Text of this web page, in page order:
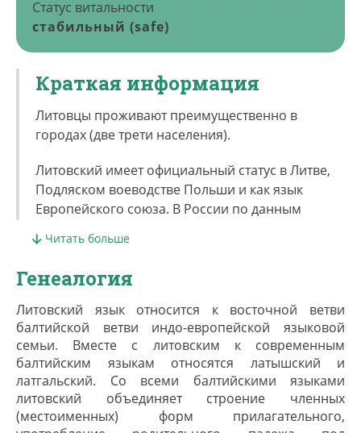
Статус витальности
стабильный (safe)
Краткая информация
Литовцы проживают преимущественно в
городах (две трети населения).
Литовский имеет официальный статус в Литве,
Подляском воеводстве Польши и как язык
Европейского союза. В России по данным
литовским языком, из них только для половины
распространен язык в Калининградской
области, где проживает больше всего
этнических литовцев (4279, 32%). Владеют
литовским в Калининградской области 2983
человека.
Выделяется две диалектные группы (наречия):
жемайтские диалекты (северо-западная часть
Читать больше
Генеалогия
Литовский язык относится к восточной ветви
балтийской ветви индо-европейской языковой
семьи. Вместе с литовским к современным
балтийским языкам относятся латышский и
латгальский. Со всеми балтийскими языками
литовский объединяет строение членных
(местоименных) форм прилагательного,